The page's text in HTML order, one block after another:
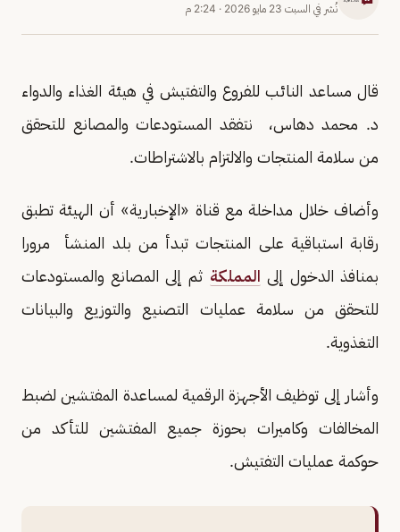
نُشر في السبت 23 مايو 2026 · 2:24 م
قال مساعد النائب للفروع والتفتيش في هيئة الغذاء والدواء
د. محمد دهاس، نتفقد المستودعات والمصانع للتحقق
من سلامة المنتجات والالتزام بالاشتراطات.
وأضاف خلال مداخلة مع قناة «الإخبارية» أن الهيئة تطبق
رقابة استباقية على المنتجات تبدأ من بلد المنشأ مرورا
بمنافذ الدخول إلى المملكة ثم إلى المصانع والمستودعات
للتحقق من سلامة عمليات التصنيع والتوزيع والبيانات
التغذوية.
وأشار إلى توظيف الأجهزة الرقمية لمساعدة المفتشين لضبط
المخالفات وكاميرات بحوزة جميع المفتشين للتأكد من
حوكمة عمليات التفتيش.